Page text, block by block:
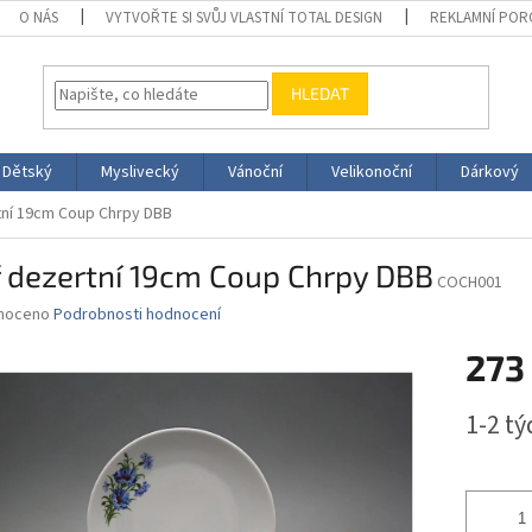
O NÁS VYTVOŘTE SI SVŮJ VLASTNÍ TOTAL DESIGN REKLAMNÍ
HLEDAT
Dětský Myslivecký Vánoční Velikonoční Dárkový
19cm Coup Chrpy DBB
19cm Coup Chrpy DBB COCH001
Podrobnosti hodnocení
273
cena:
1-2